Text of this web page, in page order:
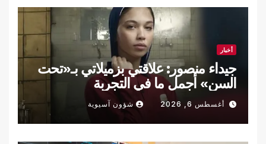
أخبار
جيداء منصور: علاقتي بزميلاتي بـ«تحت
السن» أجمل ما في التجربة
أغسطس 6, 2026 شؤون آسيوية